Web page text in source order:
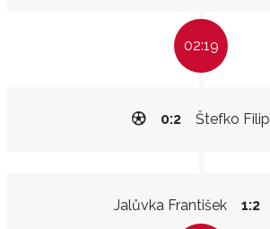
02:19
Štefko Filip
0:2
Jalůvka František 1:2